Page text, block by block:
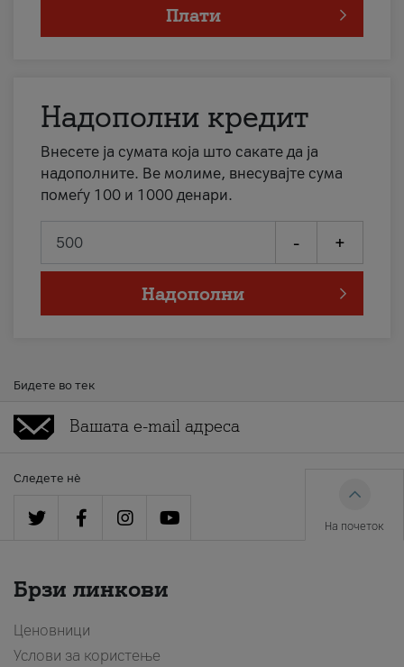
Плати
Надополни кредит
Внесете ја сумата која што сакате да ја
надополните. Ве молиме, внесувајте сума
помеѓу 100 и 1000 денари.
- +
Надополни
Бидете во тек
Следете нè
На почеток
Брзи линкови
Ценовници
Услови за користење